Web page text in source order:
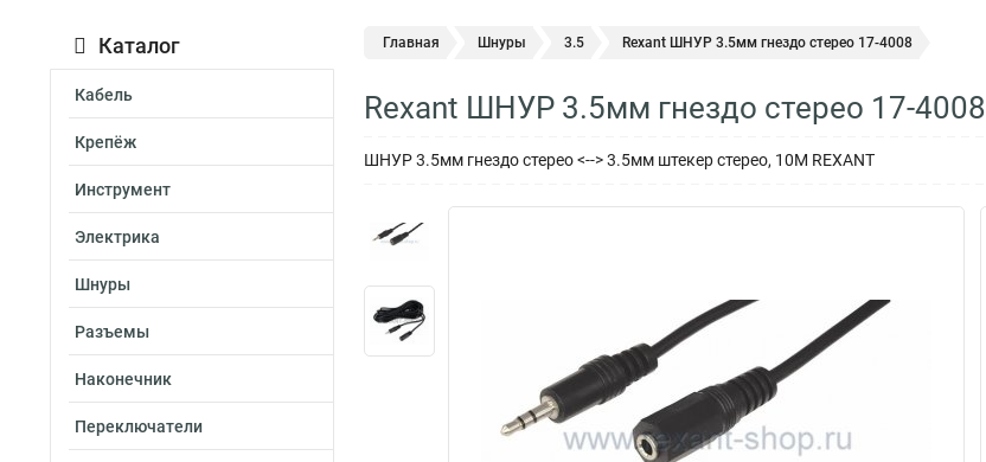
Каталог
Кабель
Крепёж
Инструмент
Электрика
Шнуры
Разъемы
Наконечник
Переключатели
Главная Шнуры 3.5 Rexant ШНУР 3.5мм гнездо стерео 17-4008
Rexant ШНУР 3.5мм гнездо стерео 17-4008
ШНУР 3.5мм гнездо стерео <--> 3.5мм штекер стерео, 10М REXANT